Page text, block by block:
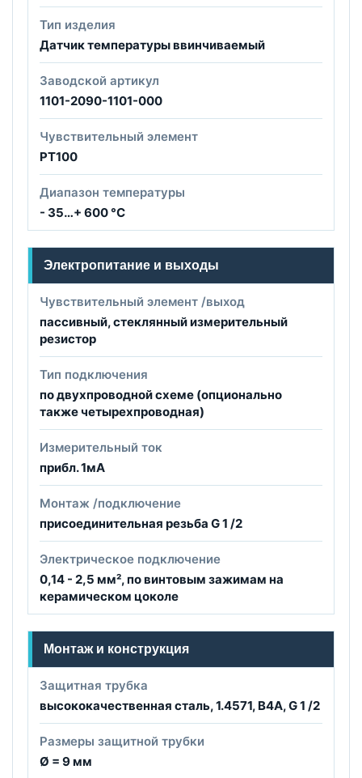
Тип изделия
Датчик температуры ввинчиваемый
Заводской артикул
1101-2090-1101-000
Чувствительный элемент
PT100
Диапазон температуры
- 35…+ 600 °C
Электропитание и выходы
Чувствительный элемент /выход
пассивный, стеклянный измерительный
резистор
Тип подключения
по двухпроводной схеме (опционально
также четырехпроводная)
Измерительный ток
прибл. 1мА
Монтаж /подключение
присоединительная резьба G 1 /2
Электрическое подключение
0,14 - 2,5 мм², по винтовым зажимам на
керамическом цоколе
Монтаж и конструкция
Защитная трубка
высококачественная сталь, 1.4571, В4A, G 1 /2
Размеры защитной трубки
Ø = 9 мм